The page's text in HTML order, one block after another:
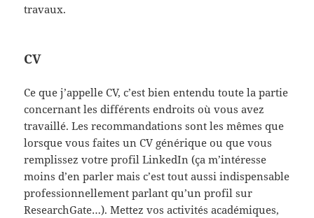
travaux.
CV
Ce que j’appelle CV, c’est bien entendu toute la partie
concernant les différents endroits où vous avez
travaillé. Les recommandations sont les mêmes que
lorsque vous faites un CV générique ou que vous
remplissez votre profil LinkedIn (ça m’intéresse
moins d’en parler mais c’est tout aussi indispensable
professionnellement parlant qu’un profil sur
ResearchGate…). Mettez vos activités académiques,